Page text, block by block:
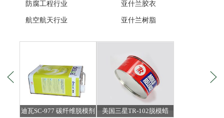
防腐工程行业
航空航天行业
亚什兰胶衣
亚什兰树脂
迪瓦SC-977 碳纤维脱模剂 美国三星TR-102脱模蜡